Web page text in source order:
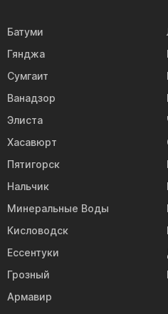
Батуми
Гянджа
Сумгаит
Ванадзор
Элиста
Хасавюрт
Пятигорск
Нальчик
Минеральные Воды
Кисловодск
Ессентуки
Грозный
Армавир